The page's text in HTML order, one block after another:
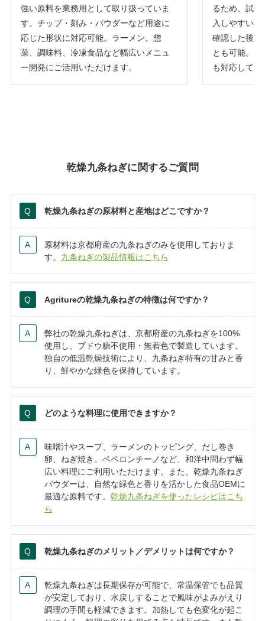
強い原料を業務用として取り扱っていま
す。チップ・刻み・パウダーなど用途に
応じた形状に対応可能。ラーメン、惣
菜、調味料、冷凍食品など幅広いメニュ
ー開発にご活用いただけます。
るため、試
入しやすい
確認した後、
とも可能。
も対応してい
乾燥九条ねぎに関するご質問
乾燥九条ねぎの原材料と産地はどこですか？
原材料は京都府産の九条ねぎのみを使用しておりま
す。 九条ねぎの製品情報はこちら
Agritureの乾燥九条ねぎの特徴は何ですか？
弊社の乾燥九条ねぎは、京都府産の九条ねぎを100%
使用し、ブドウ糖不使用・無着色で製造しています。
独自の低温乾燥技術により、九条ねぎ特有の甘みと香
り、鮮やかな緑色を保持しています。
どのような料理に使用できますか？
味噌汁やスープ、ラーメンのトッピング、だし巻き
卵、ねぎ焼き、ペペロンチーノなど、和洋中問わず幅
広い料理にご利用いただけます。また、乾燥九条ねぎ
パウダーは、自然な緑色と香りを活かした食品OEMに
最適な原料です。 乾燥九条ねぎを使ったレシピはこち
ら
乾燥九条ねぎのメリット／デメリットは何ですか？
乾燥九条ねぎは長期保存が可能で、常温保管でも品質
が安定しており、水戻しすることで風味がよみがえり
調理の手間も軽減できます。加熱しても色変化が起こ